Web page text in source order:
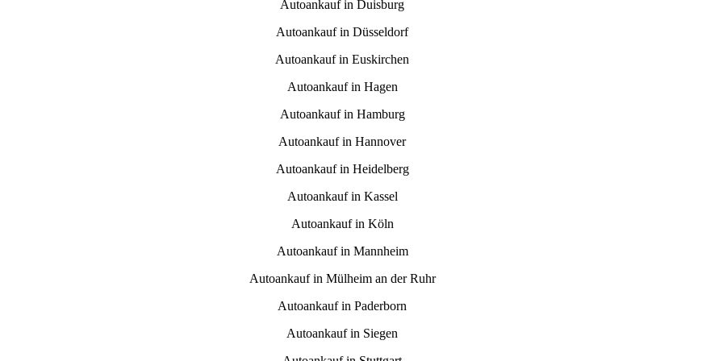
Autoankauf in Duisburg
Autoankauf in Düsseldorf
Autoankauf in Euskirchen
Autoankauf in Hagen
Autoankauf in Hamburg
Autoankauf in Hannover
Autoankauf in Heidelberg
Autoankauf in Kassel
Autoankauf in Köln
Autoankauf in Mannheim
Autoankauf in Mülheim an der Ruhr
Autoankauf in Paderborn
Autoankauf in Siegen